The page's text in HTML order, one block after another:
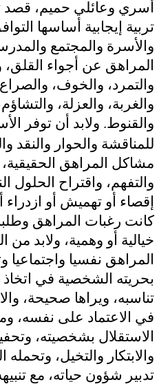
أسري وعائلي حميم، قصد
تربية إيجابية أساسها
والأسرة والمجتمع
المراهق عن أجواء القلق،
والتمرد، والخوف،
والغربة، والعزلة،
والقنوط. ولابد أن توفر
للمناقشة والحوار والنقد
مشاكل المراهق الحقيقية،
والتفهم، واقتراح الحلول
إقصاء أو تهميش أو
كانت رغبات المراهق
خيالية أو وهمية، ولابد
المراهق نفسيا واجتماعيا
بحريته الشخصية في اتخاذ
تناسبه، ويراها صحيحة،
في الاعتماد على نفسه،
الاستقلال بشخصيته،
والابتكار والتخيل،
تدبير شؤون حياته، مع